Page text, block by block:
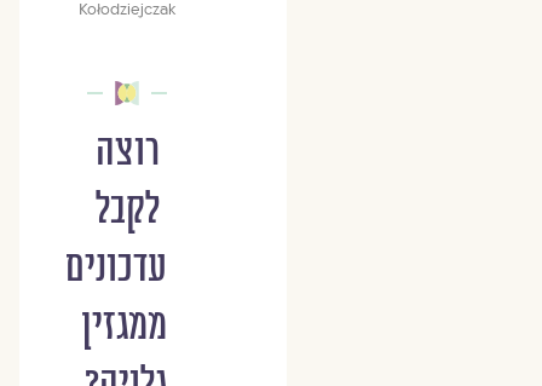
Kołodziejczak
רוצה
לקבל
עדכונים
ממגזין